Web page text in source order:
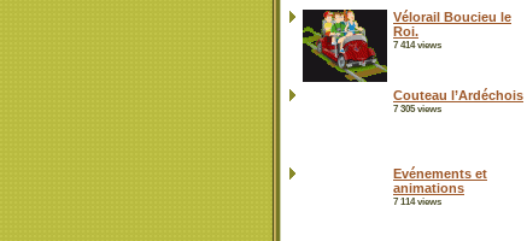
Vélorail Boucieu le
Roi.
7 414 views
Couteau l’Ardéchois
7 305 views
Evénements et
animations
7 114 views